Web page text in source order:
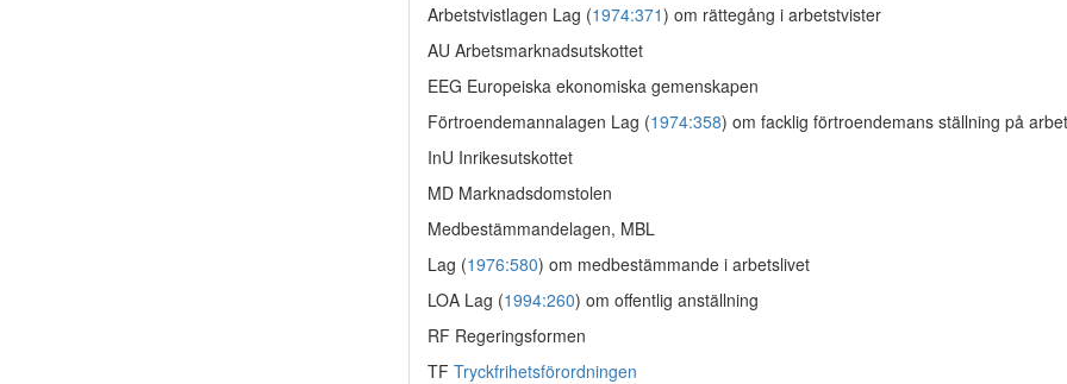
Arbetstvistlagen Lag (1974:371) om rättegång i arbetstvister
AU Arbetsmarknadsutskottet
EEG Europeiska ekonomiska gemenskapen
Förtroendemannalagen Lag (1974:358) om facklig förtroendemans ställning på
InU Inrikesutskottet
MD Marknadsdomstolen
Medbestämmandelagen, MBL
Lag (1976:580) om medbestämmande i arbetslivet
LOA Lag (1994:260) om offentlig anställning
RF Regeringsformen
TF Tryckfrihetsförordningen